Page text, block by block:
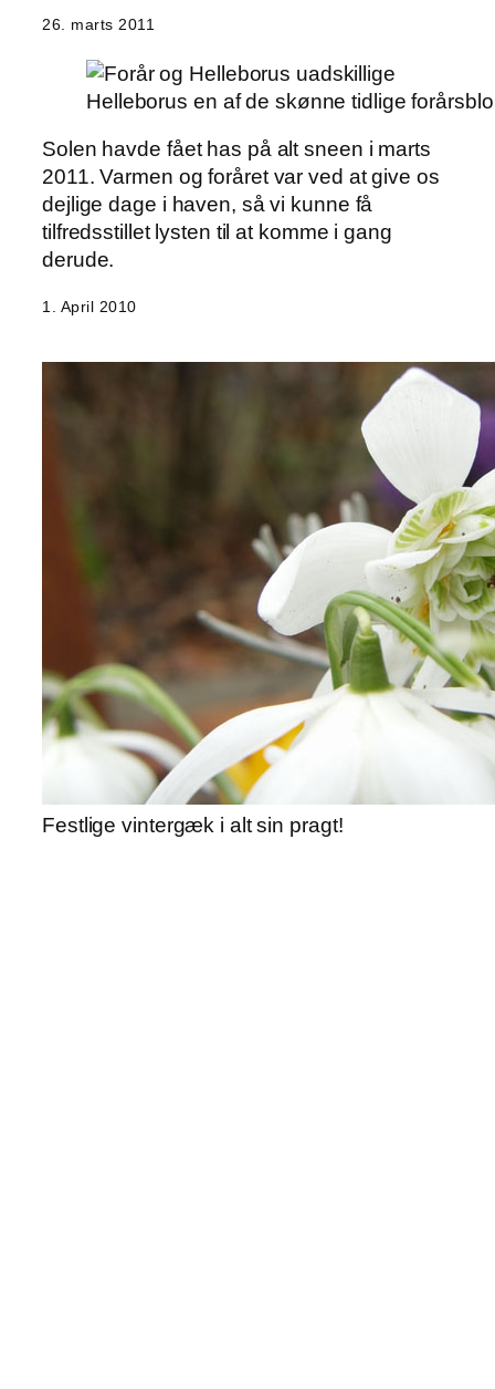
26. marts 2011
Helleborus en af de skønne tidlige
Solen havde fået has på alt sneen i marts
2011. Varmen og foråret var ved at give os
dejlige dage i haven, så vi kunne få
tilfredsstillet lysten til at komme i gang
derude.
1. April 2010
Festlige vintergæk i alt sin pragt!